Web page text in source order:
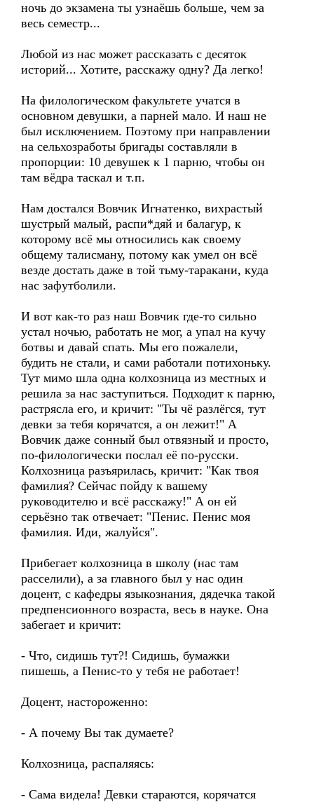
ночь до экзамена ты узнаёшь больше, чем за
весь семестр...
Любой из нас может рассказать с десяток
историй... Хотите, расскажу одну? Да легко!
На филологическом факультете учатся в
основном девушки, а парней мало. И наш не
был исключением. Поэтому при направлении
на сельхозработы бригады составляли в
пропорции: 10 девушек к 1 парню, чтобы он
там вёдра таскал и т.п.
Нам достался Вовчик Игнатенко, вихрастый
шустрый малый, распи*дяй и балагур, к
которому всё мы относились как своему
общему талисману, потому как умел он всё
везде достать даже в той тьму-таракани, куда
нас зафутболили.
И вот как-то раз наш Вовчик где-то сильно
устал ночью, работать не мог, а упал на кучу
ботвы и давай спать. Мы его пожалели,
будить не стали, и сами работали потихоньку.
Тут мимо шла одна колхозница из местных и
решила за нас заступиться. Подходит к парню,
растрясла его, и кричит: "Ты чё разлёгся, тут
девки за тебя корячатся, а он лежит!" А
Вовчик даже сонный был отвязный и просто,
по-филологически послал её по-русски.
Колхозница разъярилась, кричит: "Как твоя
фамилия? Сейчас пойду к вашему
руководителю и всё расскажу!" А он ей
серьёзно так отвечает: "Пенис. Пенис моя
фамилия. Иди, жалуйся".
Прибегает колхозница в школу (нас там
расселили), а за главного был у нас один
доцент, с кафедры языкознания, дядечка такой
предпенсионного возраста, весь в науке. Она
забегает и кричит:
- Что, сидишь тут?! Сидишь, бумажки
пишешь, а Пенис-то у тебя не работает!
Доцент, настороженно:
- А почему Вы так думаете?
Колхозница, распаляясь:
- Сама видела! Девки стараются, корячатся